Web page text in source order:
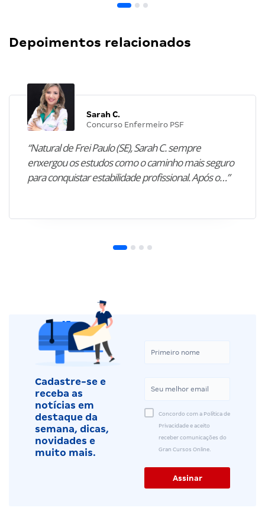
Depoimentos relacionados
Sarah C.
Concurso Enfermeiro PSF
“Natural de Frei Paulo (SE), Sarah C. sempre
enxergou os estudos como o caminho mais seguro
para conquistar estabilidade profissional. Após o…”
Cadastre-se e
receba as
notícias em
destaque da
semana, dicas,
novidades e
muito mais.
Concordo com a Política de
Privacidade e aceito
receber comunicações do
Gran Cursos Online.